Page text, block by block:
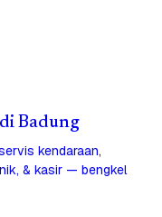
Badung
kendaraan,
& kasir — bengkel